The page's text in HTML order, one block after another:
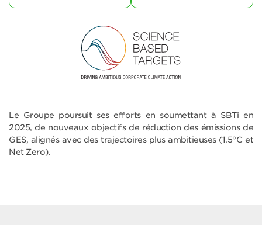
Le Groupe poursuit ses efforts en soumettant à SBTi en
2025, de nouveaux objectifs de réduction des émissions de
GES, alignés avec des trajectoires plus ambitieuses (1.5°C et
Net Zero).